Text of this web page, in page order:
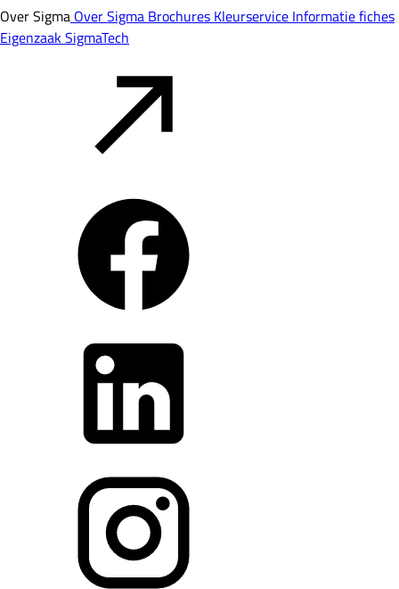
Over Sigma Over Sigma Brochures Kleurservice Informatie fiches
EigenzaakSigmaTech